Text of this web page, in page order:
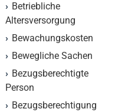
Betriebliche
Altersversorgung
Bewachungskosten
Bewegliche Sachen
Bezugsberechtigte
Person
Bezugsberechtigung